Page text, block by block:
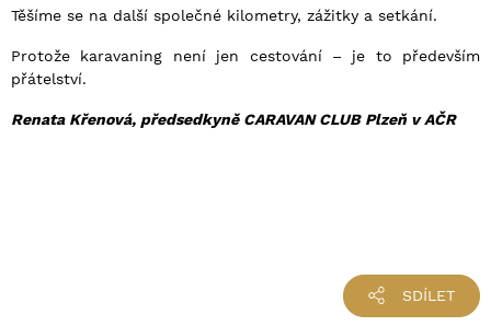
Těšíme se na další společné kilometry, zážitky a setkání.
Protože karavaning není jen cestování – je to především
přátelství.
Renata Křenová, předsedkyně CARAVAN CLUB Plzeň v AČR
SDÍLET